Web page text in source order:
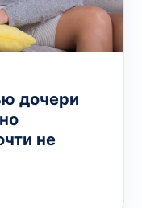
дочери
не